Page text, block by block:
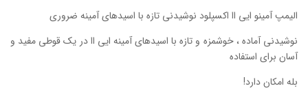
الیمپ آمینو ایی اا اکسپلود نوشیدنی تازه با اسیدهای آمینه ضروری
نوشیدنی آماده ، خوشمزه و تازه با اسیدهای آمینه ایی اا در یک قوطی مفید و
آسان برای استفاده
بله امکان دارد!